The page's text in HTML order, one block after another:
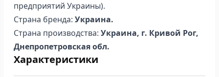
предприятий Украины).
Страна бренда: Украина.
Страна производства: Украина, г. Кривой Рог,
Днепропетровская обл.
Характеристики